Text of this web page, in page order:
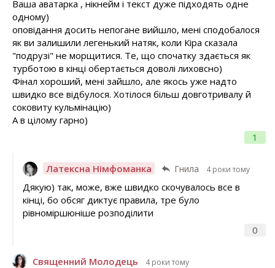
1
Ваша аватарка , нікнейм і текст дуже підходять одне
одному)
оповідання досить непогане вийшло, мені сподобалося
як ви залишили легенький натяк, коли Кіра сказала
"подрузі" не морщитися. Те, що спочатку здається як
турботою в кінці обертається доволі лиховсно)
Фінал хороший, мені зайшло, але якось уже надто
швидко все відбулося. Хотілося більш довготривалу й
соковиту кульмінацію)
А в цілому гарно)
Латексна Німфоманка Гнила 4 роки тому
0
Дякую) так, може, вже швидко скочувалось все в
кінці, бо обсяг диктує правила, тре було
рівноміршюніше розподілити
Священний Молодець 4 роки тому